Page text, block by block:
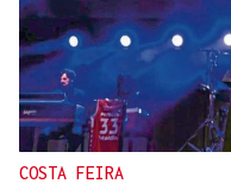
COSTA FEIRA